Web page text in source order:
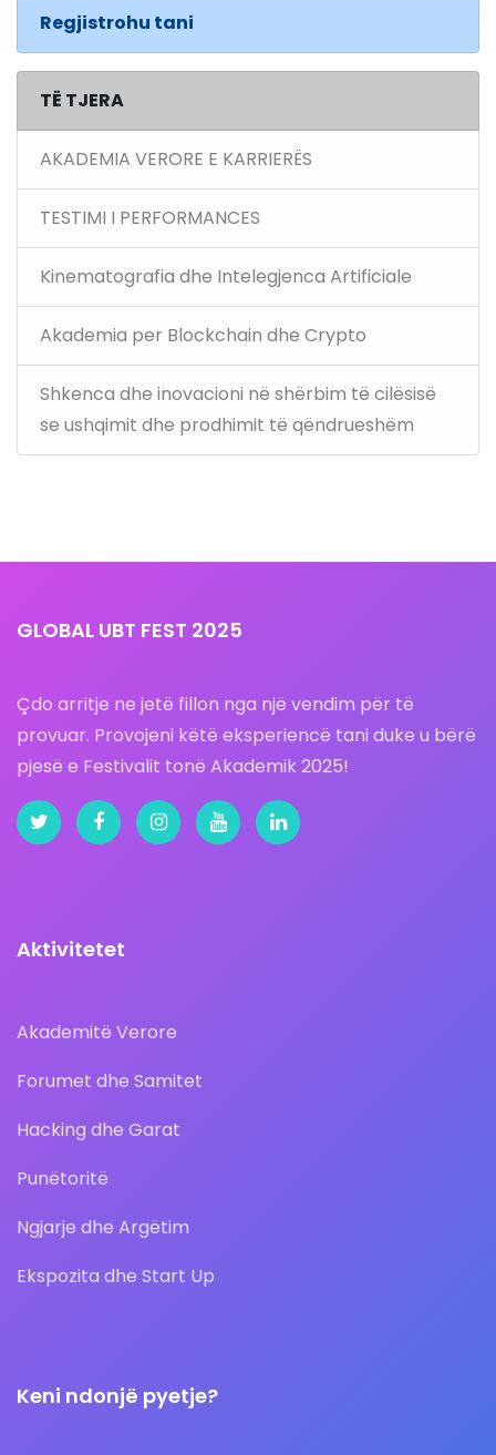
Regjistrohu tani
TË TJERA
AKADEMIA VERORE E KARRIERËS
TESTIMI I PERFORMANCES
Kinematografia dhe Intelegjenca Artificiale
Akademia per Blockchain dhe Crypto
Shkenca dhe inovacioni në shërbim të cilësisë
se ushqimit dhe prodhimit të qëndrueshëm
GLOBAL UBT FEST 2025
Çdo arritje ne jetë fillon nga një vendim për të
provuar. Provojeni këtë eksperiencë tani duke u bërë
pjesë e Festivalit tonë Akademik 2025!
Aktivitetet
Akademitë Verore
Forumet dhe Samitet
Hacking dhe Garat
Punëtoritë
Ngjarje dhe Argëtim
Ekspozita dhe Start Up
Keni ndonjë pyetje?